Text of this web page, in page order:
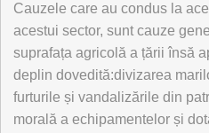
Cauzele care au condus la
acestui sector, sunt cauze
suprafața agricolă a țării însă
deplin dovedită:divizarea
furturile și vandalizările din
morală a echipamentelor și